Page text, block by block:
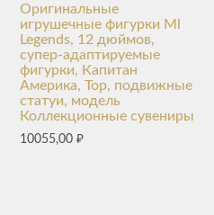
Оригинальные
игрушечные фигурки Ml
Legends, 12 дюймов,
супер-адаптируемые
фигурки, Капитан
Америка, Тор, подвижные
статуи, модель
Коллекционные сувениры
10055,00₽